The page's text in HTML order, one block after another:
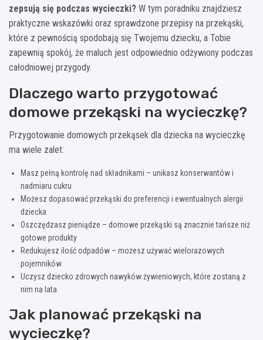
zepsują się podczas wycieczki? W tym poradniku znajdziesz
praktyczne wskazówki oraz sprawdzone przepisy na przekąski,
które z pewnością spodobają się Twojemu dziecku, a Tobie
zapewnią spokój, że maluch jest odpowiednio odżywiony podczas
całodniowej przygody.
Dlaczego warto przygotować
domowe przekąski na wycieczkę?
Przygotowanie domowych przekąsek dla dziecka na wycieczkę
ma wiele zalet:
Masz pełną kontrolę nad składnikami – unikasz konserwantów i
nadmiaru cukru
Możesz dopasować przekąski do preferencji i ewentualnych alergii
dziecka
Oszczędzasz pieniądze – domowe przekąski są znacznie tańsze niż
gotowe produkty
Redukujesz ilość odpadów – możesz używać wielorazowych
pojemników
Uczysz dziecko zdrowych nawyków żywieniowych, które zostaną z
nim na lata
Jak planować przekąski na
wycieczkę?